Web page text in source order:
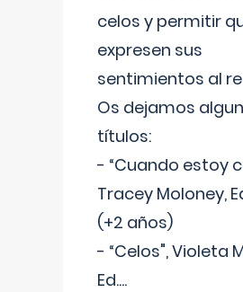
celos y permitir
expresen sus
sentimientos al
Os dejamos
títulos:
- “Cuando estoy
Tracey Moloney,
(+2 años)
- “Celos", Violeta
Ed....